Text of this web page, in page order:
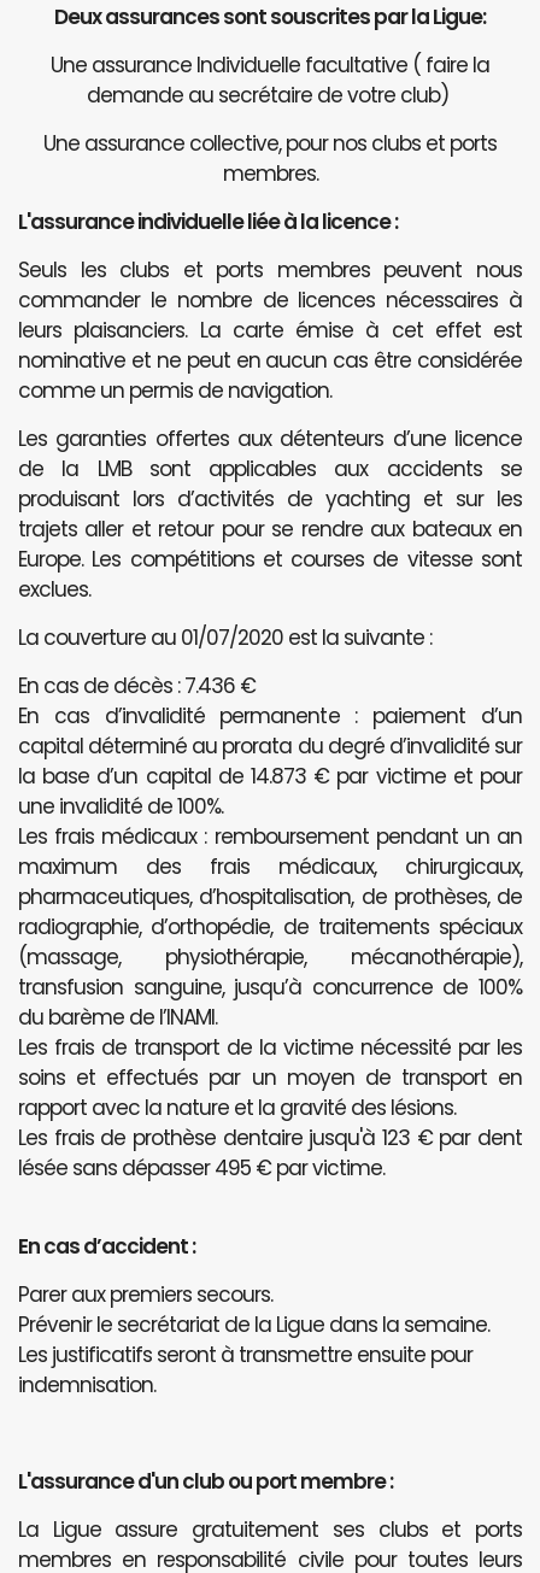
Deux assurances sont souscrites par la Ligue:
Une assurance Individuelle facultative ( faire la
demande au secrétaire de votre club)
Une assurance collective, pour nos clubs et ports
membres.
L'assurance individuelle liée à la licence :
Seuls les clubs et ports membres peuvent nous
commander le nombre de licences nécessaires à
leurs plaisanciers. La carte émise à cet effet est
nominative et ne peut en aucun cas être considérée
comme un permis de navigation.
Les garanties offertes aux détenteurs d’une licence
de la LMB sont applicables aux accidents se
produisant lors d’activités de yachting et sur les
trajets aller et retour pour se rendre aux bateaux en
Europe. Les compétitions et courses de vitesse sont
exclues.
La couverture au 01/07/2020 est la suivante :
En cas de décès : 7.436 €
En cas d’invalidité permanente : paiement d’un
capital déterminé au prorata du degré d’invalidité sur
la base d’un capital de 14.873 € par victime et pour
une invalidité de 100%.
Les frais médicaux : remboursement pendant un an
maximum des frais médicaux, chirurgicaux,
pharmaceutiques, d’hospitalisation, de prothèses, de
radiographie, d’orthopédie, de traitements spéciaux
(massage, physiothérapie, mécanothérapie),
transfusion sanguine, jusqu’à concurrence de 100%
du barème de l’INAMI.
Les frais de transport de la victime nécessité par les
soins et effectués par un moyen de transport en
rapport avec la nature et la gravité des lésions.
Les frais de prothèse dentaire jusqu'à 123 € par dent
lésée sans dépasser 495 € par victime.
En cas d’accident :
Parer aux premiers secours.
Prévenir le secrétariat de la Ligue dans la semaine.
Les justificatifs seront à transmettre ensuite pour
indemnisation.
L'assurance d'un club ou port membre :
La Ligue assure gratuitement ses clubs et ports
membres en responsabilité civile pour toutes leurs